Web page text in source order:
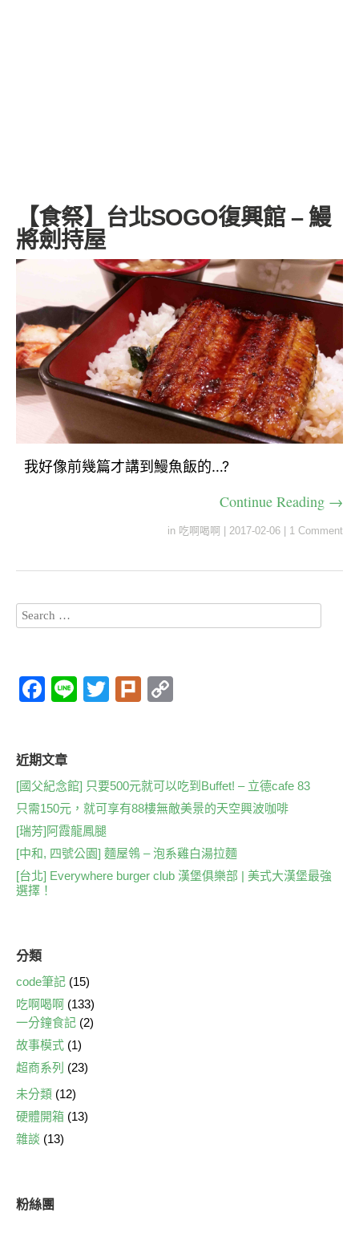
【食祭】台北SOGO復興館 – 鰻
將劍持屋
我好像前幾篇才講到鰻魚飯的…?
Continue Reading →
in 吃啊喝啊 | 2017-02-06 | 1 Comment
F
e
b
o
o
k
Li
T
Pl
Li
n
k
近期文章
[國父紀念館] 只要500元就可以吃到Buffet! – 立德cafe 83
只需150元，就可享有88樓無敵美景的天空興波咖啡
[瑞芳]阿霞龍鳳腿
[中和, 四號公園] 麵屋鴒 – 泡系雞白湯拉麵
[台北] Everywhere burger club 漢堡俱樂部 | 美式大漢堡最強
選擇！
分類
code筆記 (15)
吃啊喝啊 (133)
一分鐘食記 (2)
故事模式 (1)
超商系列 (23)
未分類 (12)
硬體開箱 (13)
雜談 (13)
粉絲團